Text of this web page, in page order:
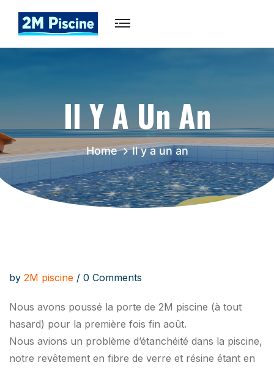
Il Y A Un An
Home Il y a un an
by 2M piscine / 0 Comments
Nous avons poussé la porte de 2M piscine (à tout
hasard) pour la première fois fin août.
Nous avions un problème d’étanchéité dans la piscine,
notre revêtement en fibre de verre et résine étant en